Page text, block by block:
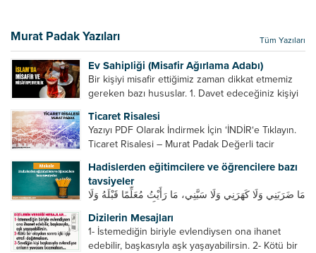
Murat Padak Yazıları Tüm Yazıları
Ev Sahipliği (Misafir Ağırlama Adabı)
Bir kişiyi misafir ettiğimiz zaman dikkat etmemiz
gereken bazı hususlar. 1. Davet edeceğiniz kişiyi
önce, bir hafta önce veya gün içinde davet edin....
Ticaret Risalesi
Yazıyı PDF Olarak İndirmek İçin ‘İNDİR‘e Tıklayın.
Ticaret Risalesi – Murat Padak Değerli tacir
ticaret yapmaktır. Peygamber efendimiz de ticaret
yapmıştır. Hz. Hatice...
Hadislerden eğitimcilere ve öğrencilere bazı
tavsiyeler
مَا ضَرَبَنِي وَلَا كَهَرَنِي وَلَا سَبَّنِي، مَا رَأَيْتُ مُعَلِّمًا قَبْلَهُ وَلَا
ve sellem beni dövmedi, azarlamadı ve bana
sövmedi. Ben ne ondan önce...
Dizilerin Mesajları
1- İstemediğin biriyle evlendiysen ona ihanet
edebilir, başkasıyla aşk yaşayabilirsin. 2- Kötü bir